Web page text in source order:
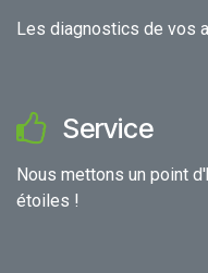
Les diagnostics de vos
Service
Nous mettons un point
étoiles !